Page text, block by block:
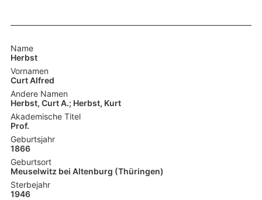
Name
Herbst
Vornamen
Curt Alfred
Andere Namen
Herbst, Curt A.; Herbst, Kurt
Akademische Titel
Prof.
Geburtsjahr
1866
Geburtsort
Meuselwitz bei Altenburg (Thüringen)
Sterbejahr
1946